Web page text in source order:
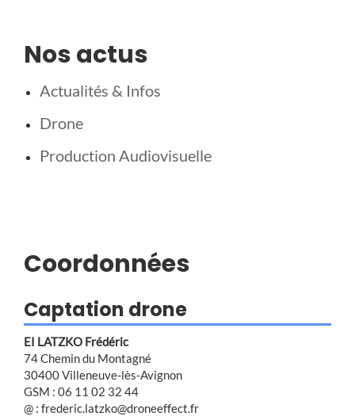
Nos actus
Actualités & Infos
Drone
Production Audiovisuelle
Coordonnées
Captation drone
EI LATZKO Frédéric
74 Chemin du Montagné
30400 Villeneuve-lès-Avignon
GSM : 06 11 02 32 44
@ : frederic.latzko@droneeffect.fr